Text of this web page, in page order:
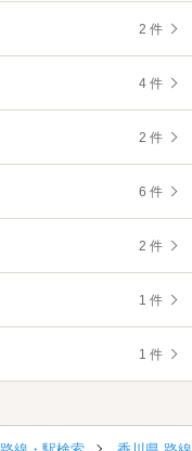
2 件
4 件
2 件
6 件
2 件
1 件
1 件